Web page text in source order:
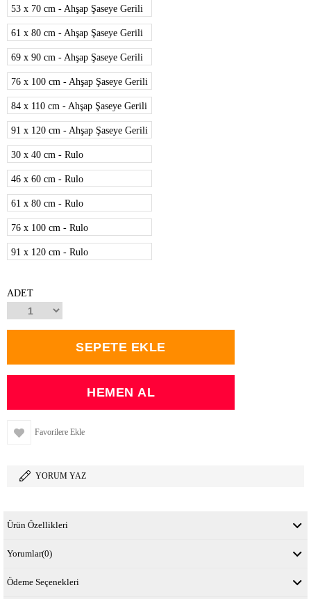
53 x 70 cm - Ahşap Şaseye Gerili
61 x 80 cm - Ahşap Şaseye Gerili
69 x 90 cm - Ahşap Şaseye Gerili
76 x 100 cm - Ahşap Şaseye Gerili
84 x 110 cm - Ahşap Şaseye Gerili
91 x 120 cm - Ahşap Şaseye Gerili
30 x 40 cm - Rulo
46 x 60 cm - Rulo
61 x 80 cm - Rulo
76 x 100 cm - Rulo
91 x 120 cm - Rulo
ADET
Favorilere Ekle
YORUM YAZ
Ürün Özellikleri
Yorumlar(0)
Ödeme Seçenekleri